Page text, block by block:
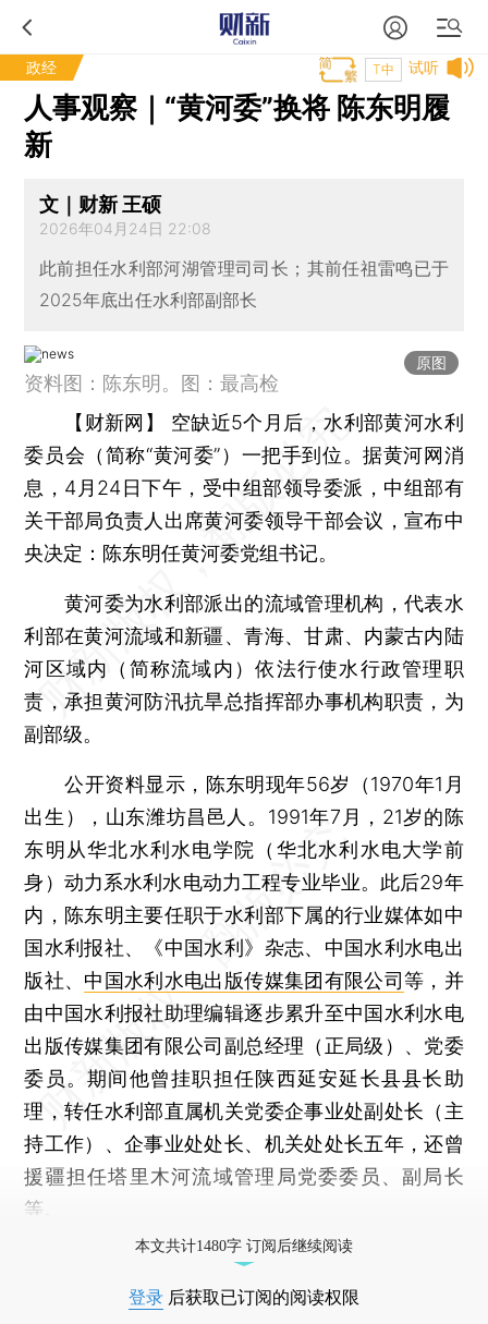
政经 试听
T中
人事观察｜“黄河委”换将 陈东明履
新
文｜财新 王硕
2026年04月24日 22:08
此前担任水利部河湖管理司司长；其前任祖雷鸣已于
2025年底出任水利部副部长
原图
资料图：陈东明。图：最高检
【财新网】
空缺近5个月后，水利部黄河水利
委员会（简称“黄河委”）一把手到位。据黄河网消
息，4月24日下午，受中组部领导委派，中组部有
关干部局负责人出席黄河委领导干部会议，宣布中
央决定：陈东明任黄河委党组书记。
黄河委为水利部派出的流域管理机构，代表水
利部在黄河流域和新疆、青海、甘肃、内蒙古内陆
河区域内（简称流域内）依法行使水行政管理职
责，承担黄河防汛抗旱总指挥部办事机构职责，为
副部级。
公开资料显示，陈东明现年56岁（1970年1月
出生），山东潍坊昌邑人。1991年7月，21岁的陈
东明从华北水利水电学院（华北水利水电大学前
身）动力系水利水电动力工程专业毕业。此后29年
内，陈东明主要任职于水利部下属的行业媒体如中
国水利报社、《中国水利》杂志、中国水利水电出
版社、 中国水利水电出版传媒集团有限公司等，并
由中国水利报社助理编辑逐步累升至中国水利水电
出版传媒集团有限公司副总经理（正局级）、党委
委员。期间他曾挂职担任陕西延安延长县县长助
理，转任水利部直属机关党委企事业处副处长（主
持工作）、企事业处处长、机关处处长五年，还曾
援疆担任塔里木河流域管理局党委委员、副局长
等。
本文共计1480字 订阅后继续阅读
登录 后获取已订阅的阅读权限